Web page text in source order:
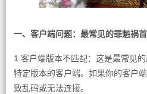
一、客户端问题：最常见的罪魁祸首
1.客户端版本不匹配：这是最常见
特定版本的客户端。如果你的客户
致乱码或无法连接。